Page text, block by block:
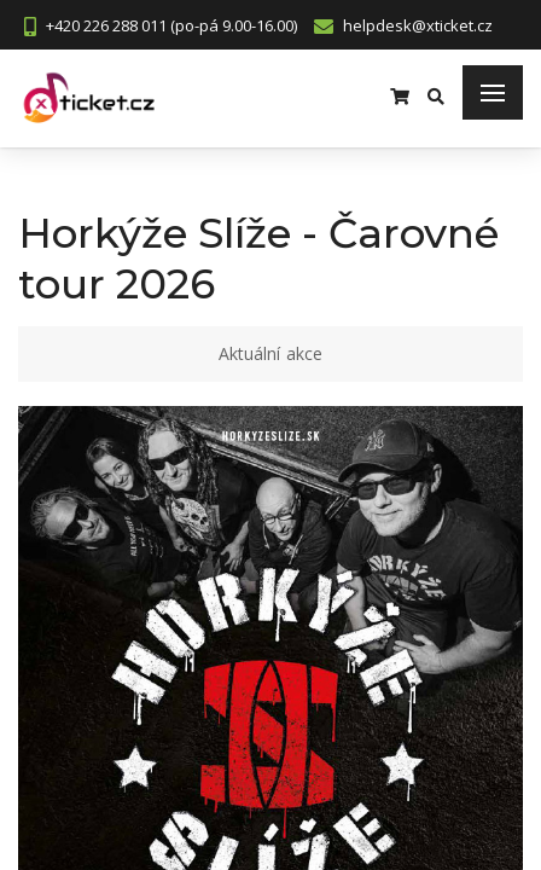
+420 226 288 011 (po-pá 9.00-16.00) helpdesk@xticket.cz
Horkýže Slíže - Čarovné
tour 2026
Aktuální akce